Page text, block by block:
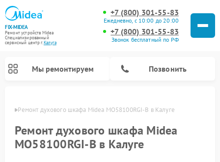
FIX-MIDEA
Ремонт устройств Midea
Специализированный
cервисный центр г.Калуга
+7 (800) 301-55-83
Ежедневно, с 10:00 до 20:00
+7 (800) 301-55-83
Звонок бесплатный по РФ
Мы ремонтируем Позвонить
Ремонт духового шкафа Midea MO58100RGI-B в Калуге
Ремонт духового шкафа Midea
MO58100RGI-B в Калуге